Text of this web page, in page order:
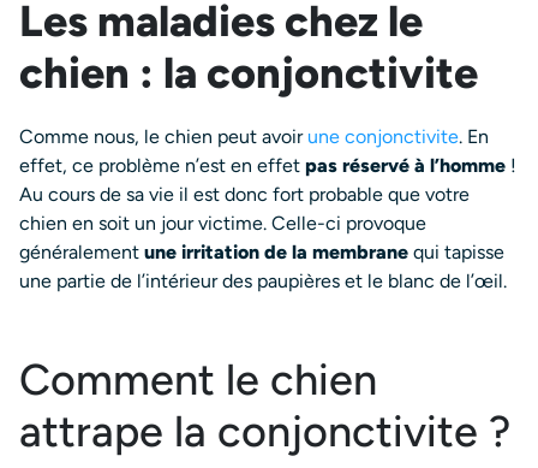
Les maladies chez le
chien : la conjonctivite
Comme nous, le chien peut avoir une conjonctivite. En
effet, ce problème n’est en effet pas réservé à l’homme !
Au cours de sa vie il est donc fort probable que votre
chien en soit un jour victime. Celle-ci provoque
généralement une irritation de la membrane qui tapisse
une partie de l’intérieur des paupières et le blanc de l’œil.
Comment le chien
attrape la conjonctivite ?